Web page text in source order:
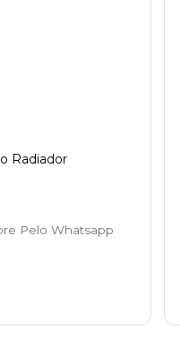
Radiador
Pelo Whatsapp